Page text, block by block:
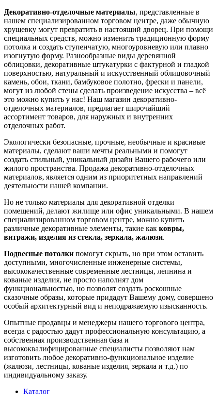
Декоративно-отделочные материалы, представленные в
нашем специализированном торговом центре, даже обычную
хрущевку могут превратить в настоящий дворец. При помощи
специальных средств, можно изменить традиционную форму
потолка и создать ступенчатую, многоуровневую или плавно
изогнутую форму. Разнообразные виды деревянной
облицовки, декоративные штукатурки с фактурной и гладкой
поверхностью, натуральный и искусственный облицовочный
камень, обои, ткани, бамбуковое полотно, фрески и панели,
могут из любой стены сделать произведение искусства – всё
это можно купить у нас! Наш магазин декоративно-
отделочных материалов, предлагает широчайший
ассортимент товаров, для наружных и внутренних
отделочных работ.
Экологически безопасные, прочные, необычные и красивые
материалы, сделают ваши мечты реальными и помогут
создать стильный, уникальный дизайн Вашего рабочего или
жилого пространства. Продажа декоративно-отделочных
материалов, является одним из приоритетных направлений
деятельности нашей компании.
Но не только материалы для декоративной отделки
помещений, делают жилище или офис уникальными. В нашем
специализированном торговом центре, можно купить
различные декоративные элементы, такие как ковры,
витражи, изделия из стекла, зеркала, жалюзи.
Подвесные потолки помогут скрыть, но при этом оставить
доступными, многочисленные инженерные системы,
высококачественные современные лестницы, лепнина и
кованые изделия, не просто наполнят дом
функциональностью, но позволят создать роскошные
сказочные образы, которые придадут Вашему дому, совершено
особый архитектурный вид и неподражаемую изысканность.
Опытные продавцы и менеджеры нашего торгового центра,
всегда с радостью дадут профессиональную консультацию, а
собственная производственная база и
высококвалифицированные специалисты позволяют нам
изготовить любое декоративно-функциональное изделие
(жалюзи, лестницы, кованые изделия, зеркала и т.д.) по
индивидуальному заказу.
Каталог